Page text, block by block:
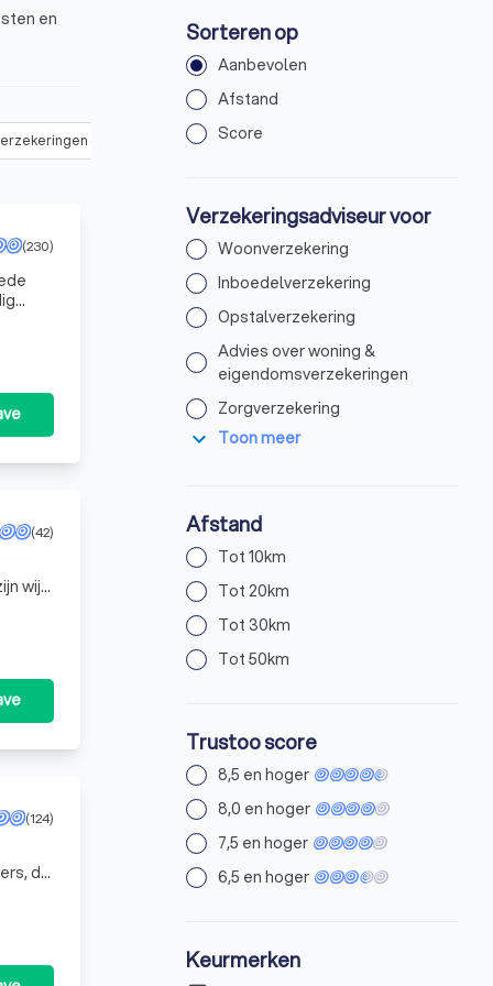
en
Zorgverzekering
(230)
(42)
wij
(124)
die
Sorteren op
Aanbevolen
Afstand
Score
Verzekeringsadviseur voor
Woonverzekering
Inboedelverzekering
Opstalverzekering
Advies over woning &
eigendomsverzekeringen
Zorgverzekering
expand_more Toon meer
Afstand
Tot 10km
Tot 20km
Tot 30km
Tot 50km
Trustoo score
8,5 en hoger
8,0 en hoger
7,5 en hoger
6,5 en hoger
Keurmerken